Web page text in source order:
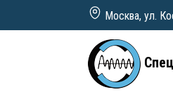
Москва, ул.